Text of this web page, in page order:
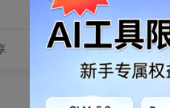
转发到动态 举报